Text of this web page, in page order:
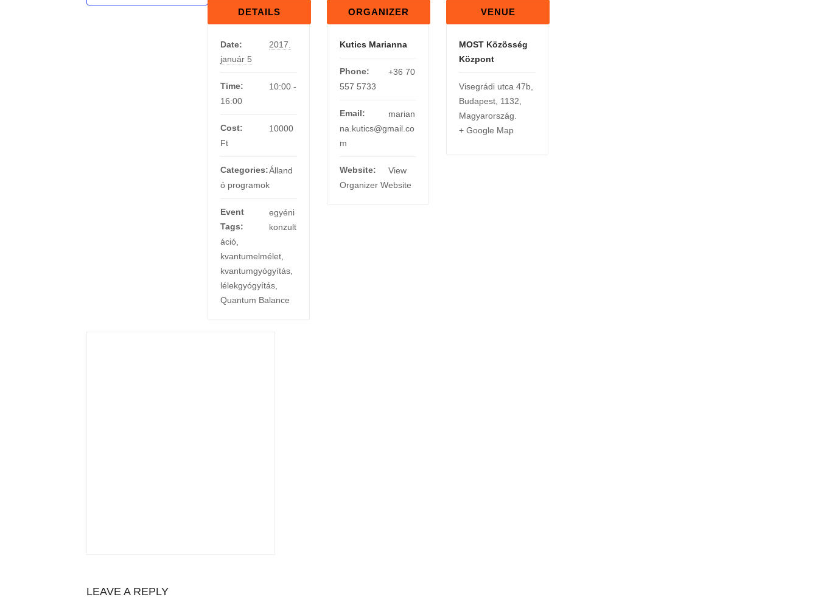
DETAILS
Date:
2017.
január 5
Time:
10:00 -
16:00
Cost:
10000
Ft
Categories:Álland
ó programok
Event
Tags:
egyéni
konzult
áció
kvantumelmélet
kvantumgyógyítás
lélekgyógyítás
Quantum Balance
ORGANIZER
Kutics Marianna
Phone:
+36 70
557 5733
Email:
marian
na.kutics@gmail.co
m
Website:
View
Organizer Website
VENUE
MOST Közösség
Központ
Visegrádi utca 47b
Budapest 1132
Magyarország
+ Google Map
LEAVE A REPLY